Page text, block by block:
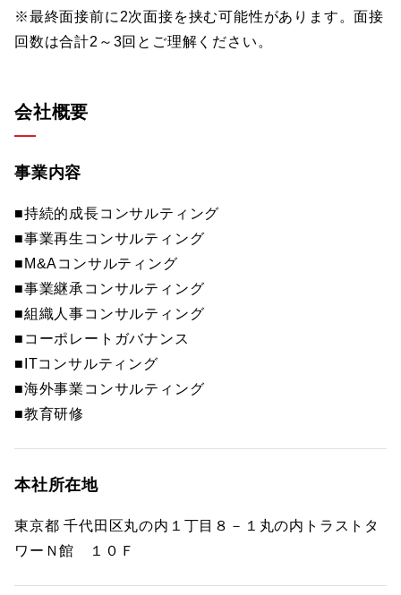
※最終面接前に2次面接を挟む可能性があります。面接
回数は合計2～3回とご理解ください。
会社概要
事業内容
■持続的成長コンサルティング
■事業再生コンサルティング
■M&Aコンサルティング
■事業継承コンサルティング
■組織人事コンサルティング
■コーポレートガバナンス
■ITコンサルティング
■海外事業コンサルティング
■教育研修
本社所在地
東京都 千代田区丸の内１丁目８－１丸の内トラストタ
ワーＮ館 １０Ｆ